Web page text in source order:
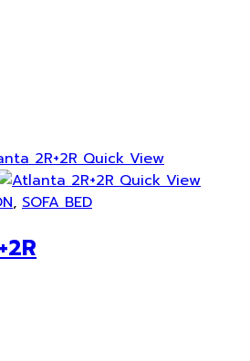
Quick View
Quick View
, SOFA BED